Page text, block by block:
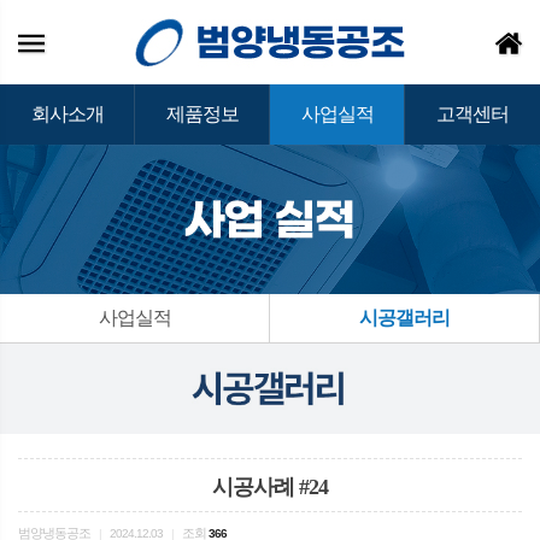
회사소개 제품정보 사업실적 고객센터
사업실적 시공갤러리
시공사례 #24
범양냉동공조 2024.12.03 조회 366